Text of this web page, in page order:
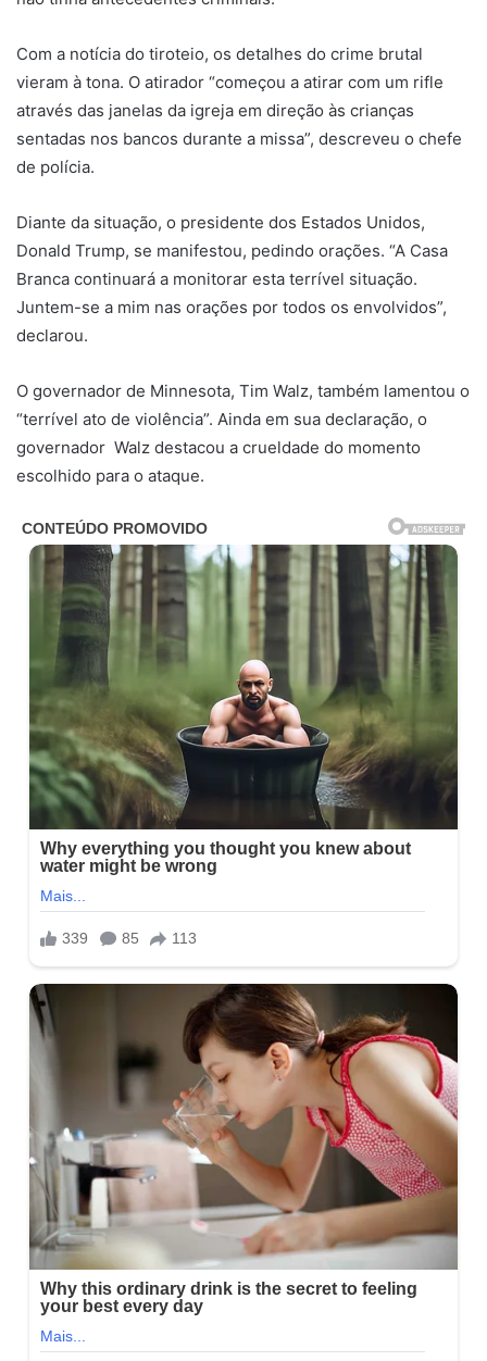
Com a notícia do tiroteio, os detalhes do crime brutal
vieram à tona. O atirador “começou a atirar com um rifle
através das janelas da igreja em direção às crianças
sentadas nos bancos durante a missa”, descreveu o chefe
de polícia.
Diante da situação, o presidente dos Estados Unidos,
Donald Trump, se manifestou, pedindo orações. “A Casa
Branca continuará a monitorar esta terrível situação.
Juntem-se a mim nas orações por todos os envolvidos”,
declarou.
O governador de Minnesota, Tim Walz, também lamentou o
“terrível ato de violência”. Ainda em sua declaração, o
governador Walz destacou a crueldade do momento
escolhido para o ataque.